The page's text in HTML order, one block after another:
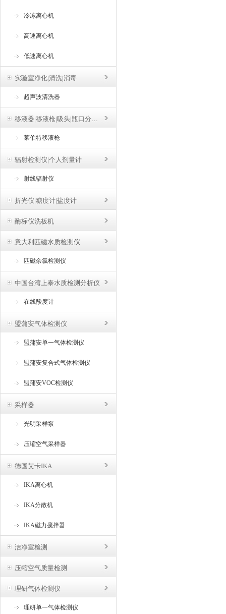
冷冻离心机
高速离心机
低速离心机
实验室净化|清洗|消毒
超声波清洗器
移液器|移液枪|吸头|瓶口分液器
莱伯特移液枪
辐射检测仪|个人剂量计
射线辐射仪
折光仪|糖度计|盐度计
酶标仪洗板机
意大利匹磁水质检测仪
匹磁余氯检测仪
中国台湾上泰水质检测分析仪
在线酸度计
盟蒲安气体检测仪
盟蒲安单一气体检测仪
盟蒲安复合式气体检测仪
盟蒲安VOC检测仪
采样器
光明采样泵
压缩空气采样器
德国艾卡IKA
IKA离心机
IKA分散机
IKA磁力搅拌器
洁净室检测
压缩空气质量检测
理研气体检测仪
理研单一气体检测仪